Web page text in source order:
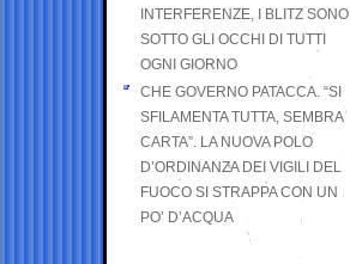
INTERFERENZE, I BLITZ SONO
SOTTO GLI OCCHI DI TUTTI
OGNI GIORNO
CHE GOVERNO PATACCA. “SI
SFILAMENTA TUTTA, SEMBRA
CARTA”. LA NUOVA POLO
D’ORDINANZA DEI VIGILI DEL
FUOCO SI STRAPPA CON UN
PO’ D’ACQUA